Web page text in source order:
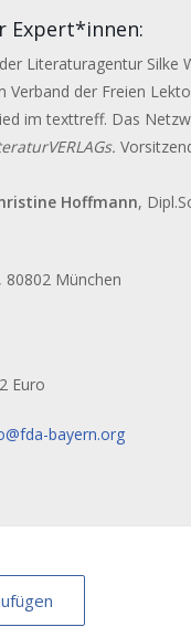
Expert*innen:
Literaturagentur Silke
der Freien
im texttreff. Das
Hoffmann,
80802 München
Euro
bayern.org